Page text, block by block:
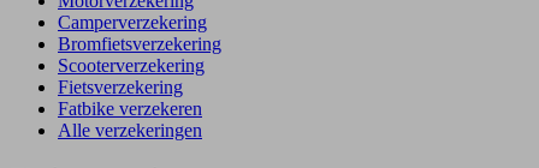
Camperverzekering
Bromfietsverzekering
Scooterverzekering
Fietsverzekering
Fatbike verzekeren
Alle verzekeringen